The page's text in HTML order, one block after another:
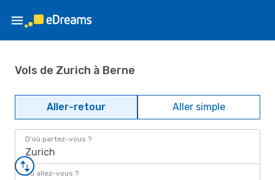
Vols de Zurich à Berne
Aller-retour Aller simple
D'où partez-vous ?
Zurich
Où allez-vous ?